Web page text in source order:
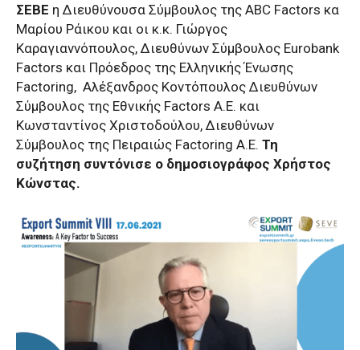
ΣΕΒΕ η Διευθύνουσα Σύμβουλος της ABC Factors κα
Μαρίου Ράικου και οι κ.κ. Γιώργος
Καραγιαννόπουλος, Διευθύνων Σύμβουλος Eurobank
Factors και Πρόεδρος της Ελληνικής Ένωσης
Factoring, Αλέξανδρος Κοντόπουλος Διευθύνων
Σύμβουλος της Εθνικής Factors Α.Ε. και
Κωνσταντίνος Χριστοδούλου, Διευθύνων
Σύμβουλος της Πειραιώς Factoring Α.Ε. Τη
συζήτηση συντόνισε ο δημοσιογράφος Χρήστος
Κώνστας.